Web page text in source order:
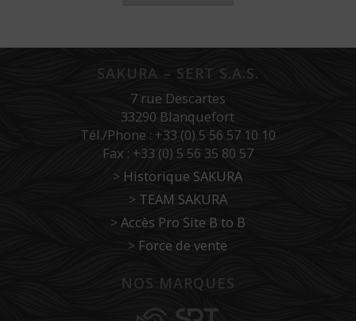
SAKURA – SERT S.A.S.
7 rue Descartes
33290 Blanquefort
Tél./Phone : +33 (0) 5 56 57 10 10
Fax : +33 (0) 5 56 35 80 57
> Historique SAKURA
> TEAM SAKURA
> Accès Pro Site B to B
> Force de vente
NOS MARQUES